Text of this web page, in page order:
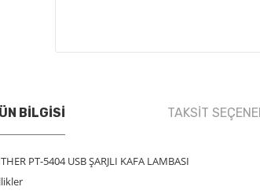
BILGISI TAKSIT
PT-5404 USB ŞARJLI KAFA LAMBASI